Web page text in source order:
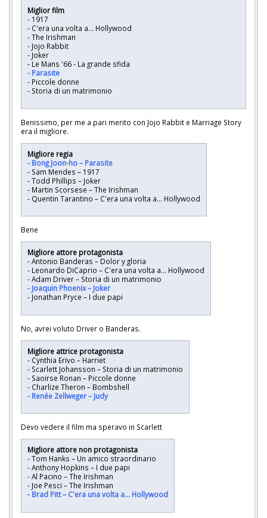
Miglior film
- 1917
- C'era una volta a... Hollywood
- The Irishman
- Jojo Rabbit
- Joker
- Le Mans '66 - La grande sfida
- Parasite
- Piccole donne
- Storia di un matrimonio
Benissimo, per me a pari merito con Jojo Rabbit e Marriage Story
era il migliore.
Migliore regia
- Bong Joon-ho – Parasite
- Sam Mendes – 1917
- Todd Phillips – Joker
- Martin Scorsese – The Irishman
- Quentin Tarantino – C'era una volta a... Hollywood
Bene
Migliore attore protagonista
- Antonio Banderas – Dolor y gloria
- Leonardo DiCaprio – C'era una volta a... Hollywood
- Adam Driver – Storia di un matrimonio
- Joaquin Phoenix – Joker
- Jonathan Pryce – I due papi
No, avrei voluto Driver o Banderas.
Migliore attrice protagonista
- Cynthia Erivo – Harriet
- Scarlett Johansson – Storia di un matrimonio
- Saoirse Ronan – Piccole donne
- Charlize Theron – Bombshell
- Renée Zellweger – Judy
Devo vedere il film ma speravo in Scarlett
Migliore attore non protagonista
- Tom Hanks – Un amico straordinario
- Anthony Hopkins – I due papi
- Al Pacino – The Irishman
- Joe Pesci – The Irishman
- Brad Pitt – C'era una volta a... Hollywood